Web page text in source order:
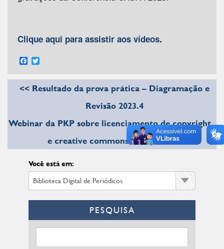
Clique aqui para assistir aos vídeos.
Facebook
<< Resultado da prova prática – Diagramação e
Revisão 2023.4
Webinar da PKP sobre licenciamento de copyright
e creative commons no OJS >>
Você está em:
PESQUISA